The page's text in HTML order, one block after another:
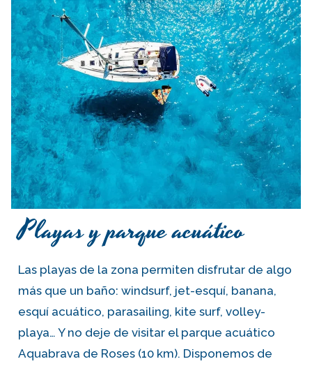
Playas y parque acuático
Las playas de la zona permiten disfrutar de algo
más que un baño: windsurf, jet-esquí, banana,
esquí acuático, parasailing, kite surf, volley-
playa… Y no deje de visitar el parque acuático
Aquabrava de Roses (10 km). Disponemos de